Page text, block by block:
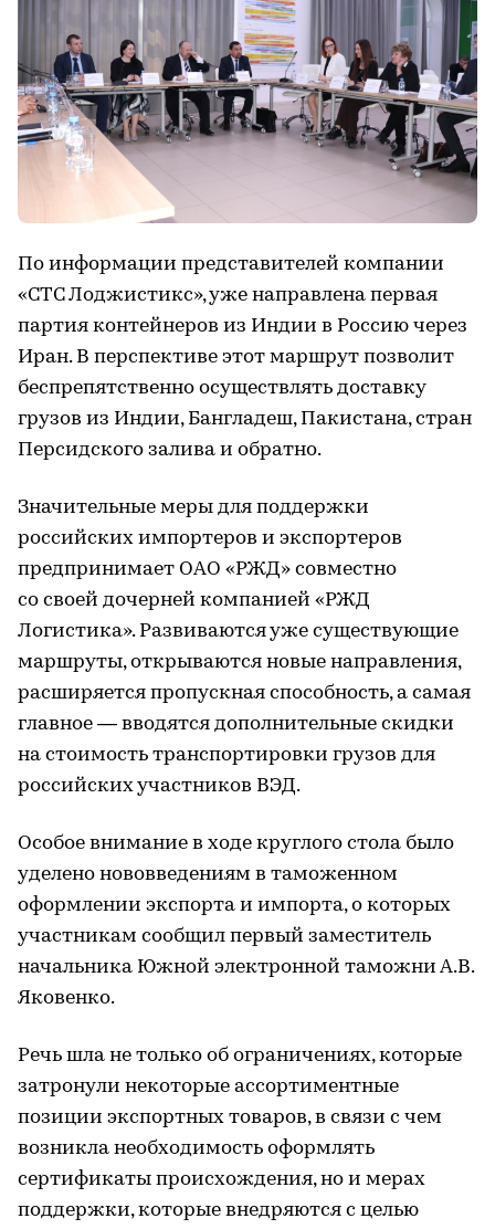
По информации представителей компании
«СТС Лоджистикс», уже направлена первая
партия контейнеров из Индии в Россию через
Иран. В перспективе этот маршрут позволит
беспрепятственно осуществлять доставку
грузов из Индии, Бангладеш, Пакистана, стран
Персидского залива и обратно.
Значительные меры для поддержки
российских импортеров и экспортеров
предпринимает ОАО «РЖД» совместно
со своей дочерней компанией «РЖД
Логистика». Развиваются уже существующие
маршруты, открываются новые направления,
расширяется пропускная способность, а самая
главное — вводятся дополнительные скидки
на стоимость транспортировки грузов для
российских участников ВЭД.
Особое внимание в ходе круглого стола было
уделено нововведениям в таможенном
оформлении экспорта и импорта, о которых
участникам сообщил первый заместитель
начальника Южной электронной таможни А.В.
Яковенко.
Речь шла не только об ограничениях, которые
затронули некоторые ассортиментные
позиции экспортных товаров, в связи с чем
возникла необходимость оформлять
сертификаты происхождения, но и мерах
поддержки, которые внедряются с целью